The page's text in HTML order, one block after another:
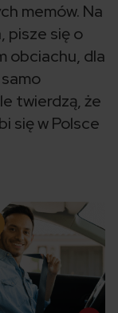
memów. Na
pisze się o
obciachu, dla
twierdzą, że
się w Polsce